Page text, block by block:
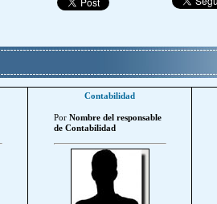
Contabilidad
Por Nombre del responsable
de Contabilidad